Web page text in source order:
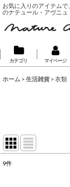
お気に入りのアイテム
のナテュール・アヴニュ
カテゴリ マイページ
ホーム > 生活雑貨 > 衣類
9件